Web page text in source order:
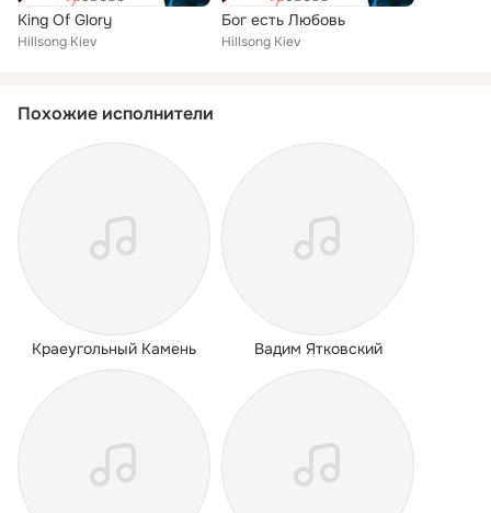
King Of Glory
Hillsong Kiev
Бог есть Любовь
Hillsong Kiev
Похожие исполнители
Краеугольный Камень Вадим Ятковский